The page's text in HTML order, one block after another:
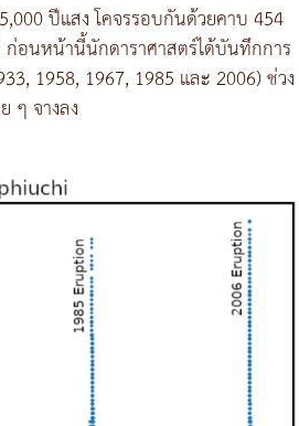
ปีแสง โคจรรอบกันด้วยคาบ 454
ก่อนหน้านี้นักดาราศาสตร์ได้บันทึกการ
1958, 1967, 1985 และ 2006) ช่วง
ๆ จางลง